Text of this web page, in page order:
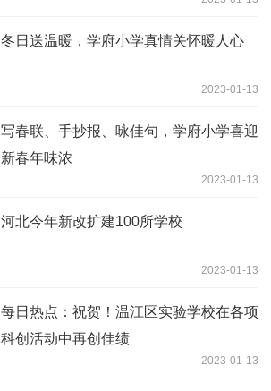
冬日送温暖，学府小学真情关怀暖人心
2023-01-13
写春联、手抄报、咏佳句，学府小学喜迎
新春年味浓
2023-01-13
河北今年新改扩建100所学校
2023-01-13
每日热点：祝贺！温江区实验学校在各项
科创活动中再创佳绩
2023-01-13